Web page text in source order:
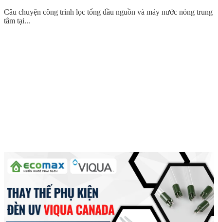
Câu chuyện công trình lọc tổng đầu nguồn và máy nước nóng trung
tâm tại...